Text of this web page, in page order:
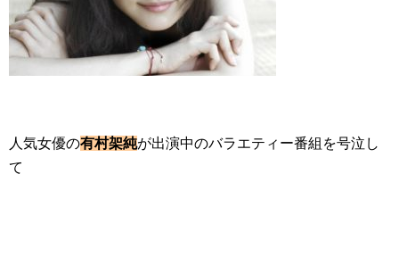
人気女優の有村架純が出演中のバラエティー番組を号泣し
て